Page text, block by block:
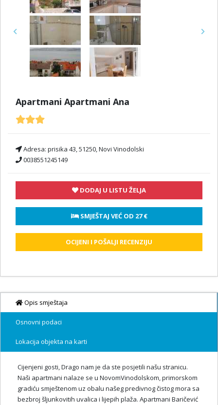
Previous Next
Apartmani Apartmani Ana
Adresa: prisika 43, 51250, Novi Vinodolski
0038551245149
DODAJ U LISTU ŽELJA
SMJEŠTAJ VEĆ OD 27 €
OCIJENI I POŠALJI RECENZIJU
Opis smještaja
Osnovni podaci
Lokacija objekta na karti
Cijenjeni gosti, Drago nam je da ste posjetili našu stranicu.
Naši apartmani nalaze se u NovomVinodolskom, primorskom
gradiću smještenom uz obalu našeg predivnog čistog mora sa
bezbroj šljunkovitih uvalica i lijepih plaža. Apartmani Baričević